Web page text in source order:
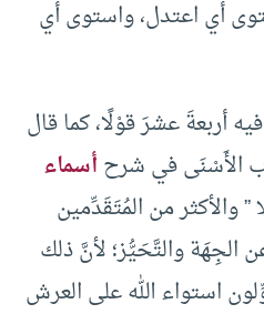
أي اعتدل، واستوى أي
أربعةَ عشرَ قوْلًا، كما قال
الأَسْنَى في شرحأسماء
” والأكثر من المُتَقَدِّمين
الجِهَة والتَّحَيُّز؛ لأنَّ ذلك
استواء الله على العرش